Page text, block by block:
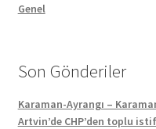
Genel
Son Gönderiler
Karaman-Ayrangı –
Artvin’de CHP’den toplu